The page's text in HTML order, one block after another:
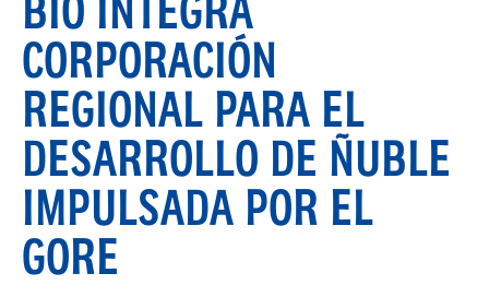
CORPORACIÓN
REGIONAL PARA EL
DESARROLLO DE ÑUBLE
IMPULSADA POR EL
GORE